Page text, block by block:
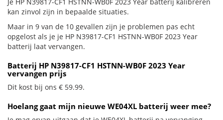
kan zinvol zijn in bepaalde situaties.
Maar in 9 van de 10 gevallen zijn je problemen pas echt
opgelost als je je HP N39817-CF1 HSTNN-WB0F 2023 Year
batterij laat vervangen.
Batterij HP N39817-CF1 HSTNN-WB0F 2023 Year
vervangen prijs
Dit kost bij ons € 59.99.
Hoelang gaat mijn nieuwe WE04XL batterij weer mee?